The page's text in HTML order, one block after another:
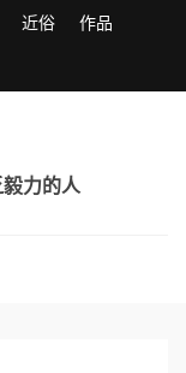
近俗 作品
力的人